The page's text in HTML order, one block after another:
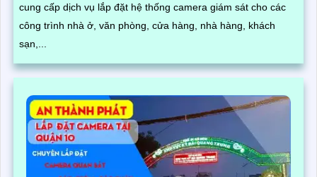
cung cấp dịch vụ lắp đặt hệ thống camera giám sát cho các
công trình nhà ở, văn phòng, cửa hàng, nhà hàng, khách
sạn,...